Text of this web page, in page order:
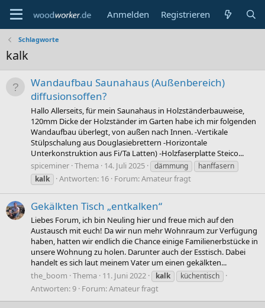
Anmelden Registrieren
Schlagworte
kalk
Wandaufbau Saunahaus (Außenbereich)
diffusionsoffen?
Hallo Allerseits, für mein Saunahaus in Holzständerbauweise,
120mm Dicke der Holzständer im Garten habe ich mir folgenden
Wandaufbau überlegt, von außen nach Innen. -Vertikale
Stülpschalung aus Douglasiebrettern -Horizontale
Unterkonstruktion aus Fi/Ta Latten) -Holzfaserplatte Steico...
spiceminer Thema 14. Juli 2025 dämmung
hanffasern
kalk
Antworten: 16 Forum:Amateur fragt
Gekälkten Tisch „entkalken“
Liebes Forum, ich bin Neuling hier und freue mich auf den
Austausch mit euch! Da wir nun mehr Wohnraum zur Verfügung
haben, hatten wir endlich die Chance einige Familienerbstücke in
unsere Wohnung zu holen. Darunter auch der Esstisch. Dabei
handelt es sich laut meinem Vater um einen gekälkten...
the_boom Thema 11. Juni 2022 kalk küchentisch
Antworten: 9 Forum:Amateur fragt